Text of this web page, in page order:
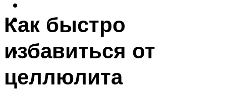
ФИТНЕС
МЕНЮ
Как быстро
избавиться от
целлюлита